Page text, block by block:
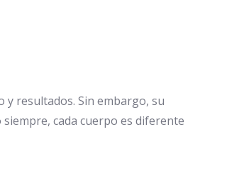
y resultados. Sin embargo, su
cada cuerpo es diferente